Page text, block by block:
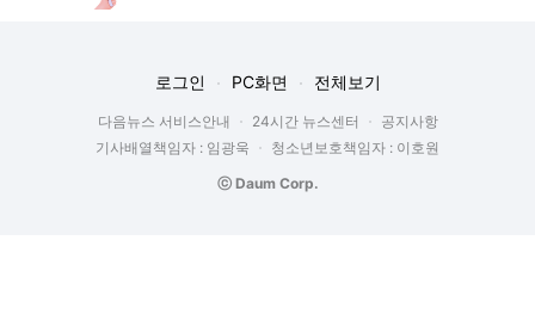
로그인 PC화면 전체보기
다음뉴스 서비스안내 24시간 뉴스센터
공지사항
기사배열책임자 : 임광욱
청소년보호책임자 : 이호원
ⓒ Daum Corp.